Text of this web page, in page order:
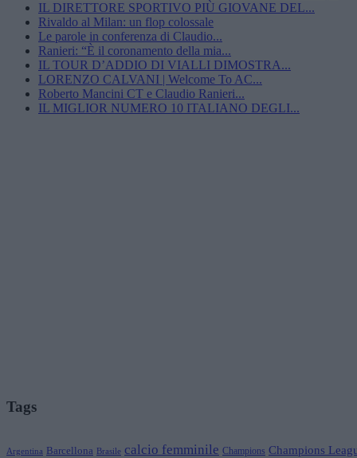
IL DIRETTORE SPORTIVO PIÙ GIOVANE DEL...
Rivaldo al Milan: un flop colossale
Le parole in conferenza di Claudio...
Ranieri: “È il coronamento della mia...
IL TOUR D’ADDIO DI VIALLI DIMOSTRA...
LORENZO CALVANI | Welcome To AC...
Roberto Mancini CT e Claudio Ranieri...
IL MIGLIOR NUMERO 10 ITALIANO DEGLI...
Tags
Argentina Barcellona Brasile calcio femminile Champions Champions